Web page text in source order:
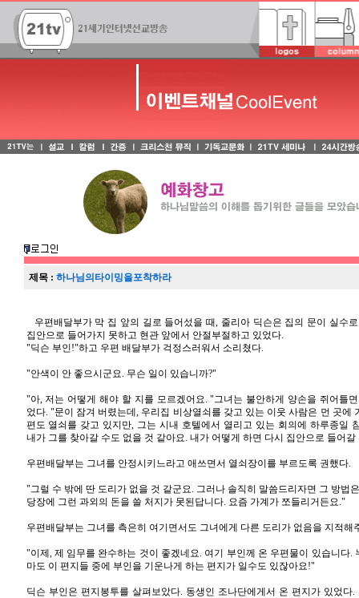
제목 : 하나님의타이밍을포착하라
우편배달부가 막 집 앞의 길로 들어섰을 때, 줄리아 딕슨은 집의 문이 실수
집안으로 들어가지 못하고 현관 앞에서 안절부절하고 있었다.
"딕슨 부인!"하고 우편 배달부가 걱정스러워서 소리쳤다.
"안색이 안 좋으시군요. 무슨 일이 있습니까?"
"아, 저는 어떻게 해야 할 지를 모르겠어요. "그녀는 불안하게 양손을 쥐어틀
었다. "문이 잠겨 버렸는데, 우리집 비상열쇠를 갖고 있는 이웃 사람은 먼 곳에
편도 열쇠를 갖고 있지만, 그는 시내 호텔에서 열리고 있는 회의에 하루종일
내가 그를 찾아갈 수도 없을 것 같아요. 내가 어떻게 하면 다시 집안으로 들어갈
우편배달부는 그녀를 안정시키느라고 애쓰면서 열쇠장이를 부르도록 권했다.
"그럴 수 밖에 딴 도리가 없을 것 같군요. 그러나 솔직히 말씀드리자면 그 방법
당장에 그런 과외의 돈을 쓸 처지가 못된답니다. 요즘 가계가 쪼들리거든요."
우편배달부는 그녀를 측은히 여기면서도 그녀에게 다른 도리가 없음을 지적해
"이제, 제 임무를 완수하는 것이 좋겠네요. 여기 부인께 온 우편물이 있습니다.
마도 이 편지들 중에 부인을 기운나게 하는 편지가 일수도 있잖아요!"
딕슨 부인은 편지봉투를 살펴보았다. 동생인 조나단에게서 온 편지가 있었다.